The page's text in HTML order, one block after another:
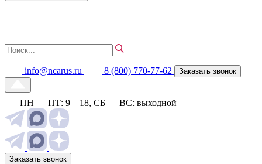
info@ncarus.ru 8 (800) 770-77-62 Заказать звонок
ПН — ПТ: 9—18, СБ — ВС: выходной
Заказать звонок